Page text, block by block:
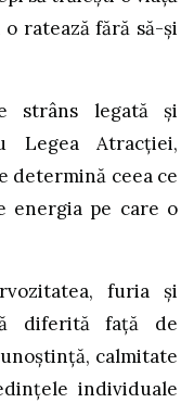
ratează fără să-și
strâns legată și
Legea Atracției,
determină ceea ce
energia pe care o
furia și
diferită față de
calmitate
individuale